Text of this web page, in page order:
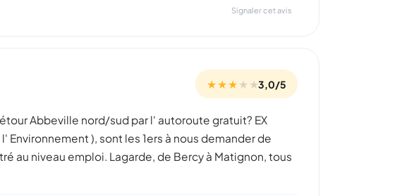
Signaler cet avis
★ ★ ★★ ★3,0/5
Abbeville nord/sud par l' autoroute gratuit? EX
), sont les 1ers à nous demander de
au niveau emploi. Lagarde, de Bercy à Matignon, tous